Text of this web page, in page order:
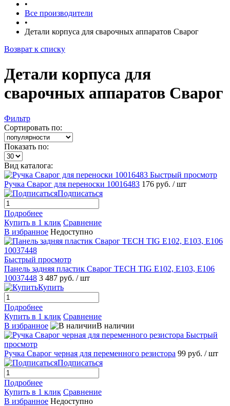
•
Все производители
•
Детали корпуса для сварочных аппаратов Сварог
Возврат к списку
Детали корпуса для
сварочных аппаратов Сварог
Фильтр
Сортировать по:
Показать по:
Вид каталога:
Быстрый просмотр
Ручка Сварог для переноски 10016483 176 руб. / шт
Подписаться
Подробнее
Купить в 1 клик Сравнение
В избранное Недоступно
Быстрый просмотр
Панель задняя пластик Сварог TECH TIG E102, E103, E106
10037448 3 487 руб. / шт
Купить
Подробнее
Купить в 1 клик Сравнение
В избранное
В наличии
Быстрый
просмотр
Ручка Сварог черная для переменного резистора 99 руб. / шт
Подписаться
Подробнее
Купить в 1 клик Сравнение
В избранное Недоступно